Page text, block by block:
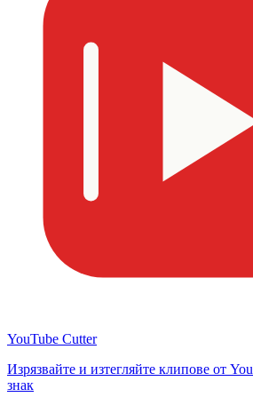
YouTube Cutter
Изрязвайте и изтегляйте клипове от
знак